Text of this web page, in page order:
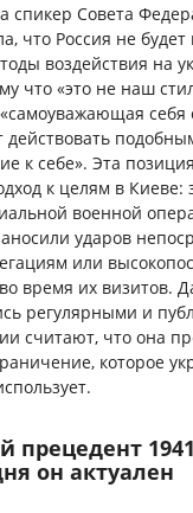
спикер Совета
что Россия не
воздействия на
что «это не наш
себя
действовать
к себе». Эта
к целям в Киеве:
военной
ударов
или
время их визитов.
регулярными и
считают, что она
которое
прецедент
он актуален